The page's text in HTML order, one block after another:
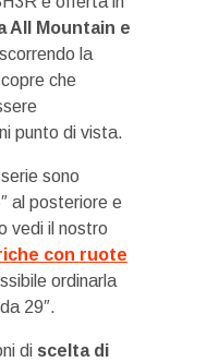
All Mountain e
la
che
punto di vista.
sono
al posteriore e
vedi il nostro
con ruote
ordinarla
29″.
di scelta di